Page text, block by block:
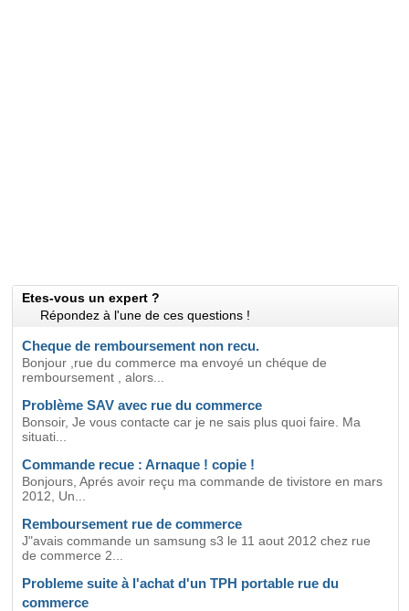
Etes-vous un expert ?
Répondez à l'une de ces questions !
Cheque de remboursement non recu.
Bonjour ,rue du commerce ma envoyé un chéque de
remboursement , alors...
Problème SAV avec rue du commerce
Bonsoir, Je vous contacte car je ne sais plus quoi faire. Ma
situati...
Commande recue : Arnaque ! copie !
Bonjours, Aprés avoir reçu ma commande de tivistore en mars
2012, Un...
Remboursement rue de commerce
J"avais commande un samsung s3 le 11 aout 2012 chez rue
de commerce 2...
Probleme suite à l'achat d'un TPH portable rue du
commerce